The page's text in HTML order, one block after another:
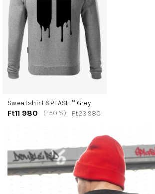
Sweatshirt SPLASH™ Grey
Ft11 980 Ft23 980
(–50 %)